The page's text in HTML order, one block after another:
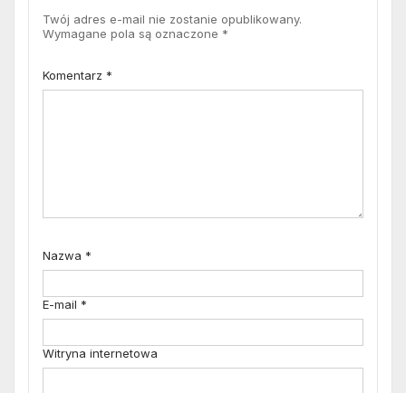
Twój adres e-mail nie zostanie opublikowany.
Wymagane pola są oznaczone *
Komentarz *
Nazwa *
E-mail *
Witryna internetowa